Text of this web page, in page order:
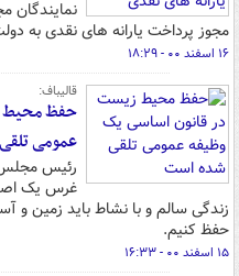
مجوز پرداخت یارانه های نقدی به
۱۶ اسفند ۰۰ - ۱۸:۲۹
قالیباف:
حفظ محیط
عمومی
رئیس مجلس
غرس یک
زندگی سالم و با نشاط باید زمین و
حفظ کنیم.
۱۵ اسفند ۰۰ - ۱۶:۳۳